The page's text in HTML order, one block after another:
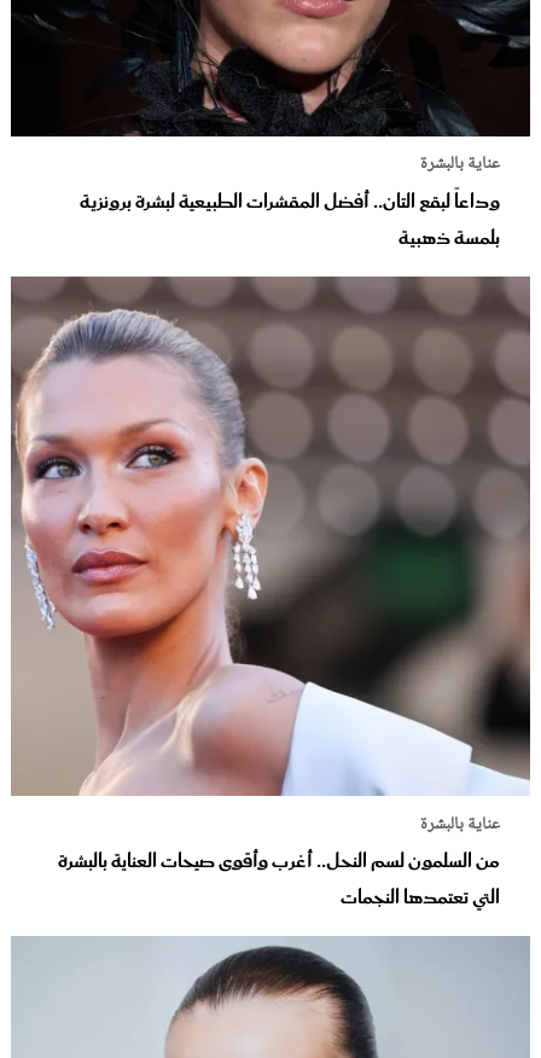
عناية بالبشرة
وداعاً لبقع التان.. أفضل المقشرات الطبيعية لبشرة برونزية
بلمسة ذهبية
عناية بالبشرة
من السلمون لسم النحل.. أغرب وأقوى صيحات العناية بالبشرة
التي تعتمدها النجمات